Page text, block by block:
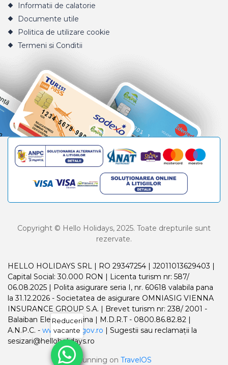
Informatii de calatorie
Documente utile
Politica de utilizare cookie
Termeni si Conditii
Copyright © Hello Holidays, 2025. Toate drepturile sunt
rezervate.
HELLO HOLIDAYS SRL | RO 29347254 | J2011013629403 |
Capital Social: 30.000 RON | Licenta turism nr: 587/
06.08.2025 | Polita asigurare seria I, nr. 60618 valabila pana
la 31.12.2026 - Societatea de asigurare OMNIASIG VIENNA
INSURANCE GROUP S.A. | Brevet turism nr: 238/ 2001 -
Balaiban Elena Madalina | M.D.R.T - 0800.86.82.82 |
A.N.P.C. - www.anpc.gov.ro | Sugestii sau reclamații la
sesizari@helloholidays.ro
Running on TravelOS
Reduceri
vacante